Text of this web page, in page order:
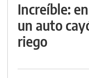
Increíble:
un auto
riego